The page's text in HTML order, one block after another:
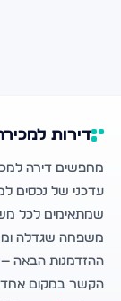
דירות
מחפשים דירה
עדכני של נכסים
שמתאימים לכל
משפחה שגדלה
ההזדמנות הבאה —
הקשר במקום אחד,